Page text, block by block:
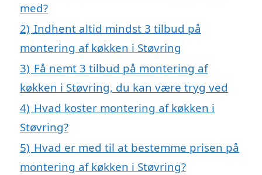
med?
2) Indhent altid mindst 3 tilbud på
montering af køkken i Støvring
3) Få nemt 3 tilbud på montering af
køkken i Støvring, du kan være tryg ved
4) Hvad koster montering af køkken i
Støvring?
5) Hvad er med til at bestemme prisen på
montering af køkken i Støvring?